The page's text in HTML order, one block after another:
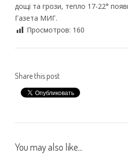
дощі та грози, тепло 17-22°
Газета МИГ.
Просмотров: 160
Share this post
You may also like...